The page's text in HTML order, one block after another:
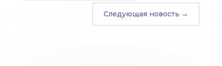
Следующая новость →